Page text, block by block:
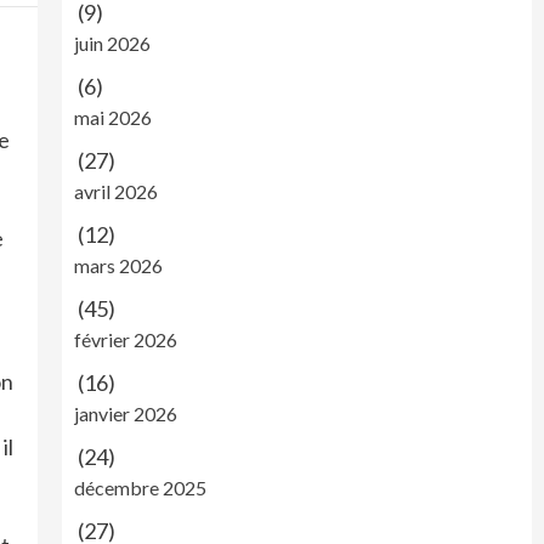
(9)
juin 2026
(6)
mai 2026
(27)
avril 2026
(12)
mars 2026
(45)
février 2026
(16)
janvier 2026
(24)
décembre 2025
(27)